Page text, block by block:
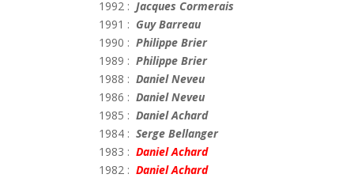
1992 : Jacques Cormerais
1991 : Guy Barreau
1990 : Philippe Brier
1989 : Philippe Brier
1988 : Daniel Neveu
1986 : Daniel Neveu
1985 : Daniel Achard
1984 : Serge Bellanger
1983 : Daniel Achard
1982 : Daniel Achard